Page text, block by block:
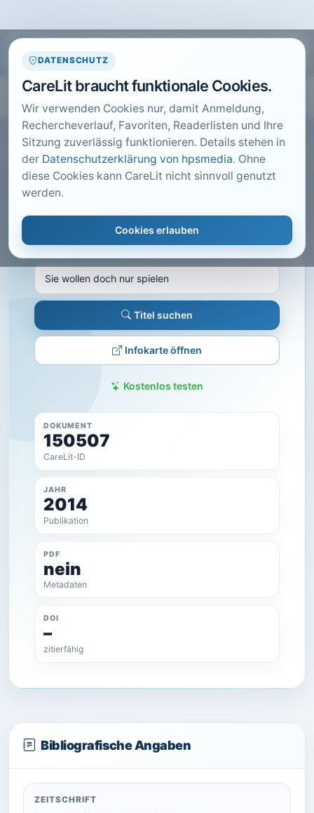
DATENSCHUTZ
CareLit braucht funktionale Cookies.
Wir verwenden Cookies nur, damit Anmeldung,
Rechercheverlauf, Favoriten, Readerlisten und Ihre
Sitzung zuverlässig funktionieren. Details stehen in
der Datenschutzerklärung von hpsmedia. Ohne
diese Cookies kann CareLit nicht sinnvoll genutzt
werden.
Cookies erlauben
CARELIT FACHARTIKEL
Sie wollen doch nur spielen
Hommel, T.; · Gesundheit + Gesellschaft,
Remagen · 2014 · Heft 5 · S. 18
Titel suchen
Infokarte öffnen
Kostenlos testen
DOKUMENT
150507
CareLit-ID
JAHR
2014
Publikation
PDF
nein
Metadaten
DOI
–
zitierfähig
Bibliografische Angaben
ZEITSCHRIFT